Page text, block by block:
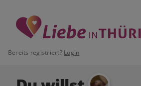
Bereits registriert? Login